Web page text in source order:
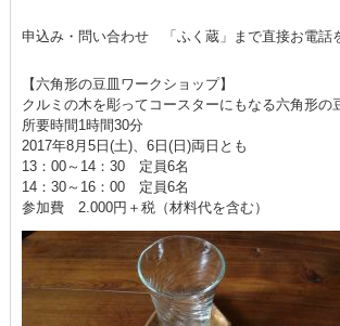
申込み・問い合わせ 「ふく蔵」まで直接お電話
【六角形の豆皿ワークショップ】
クルミの木を彫ってコースターにもなる六角形の
所要時間1時間30分
2017年8月5日(土)、6日(日)両日とも
13：00～14：30 定員6名
14：30～16：00 定員6名
参加費 2.000円＋税（材料代を含む）